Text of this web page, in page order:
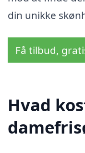
din unikke
Få tilbud,
Hvad